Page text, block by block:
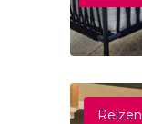
Reizen